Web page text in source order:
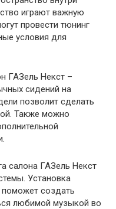
играют важную
провести тюнинг
условия для
ГАЗель Некст –
сидений на
позволит сделать
Также можно
салона ГАЗель Некст
Установка
создать
любимой музыкой во